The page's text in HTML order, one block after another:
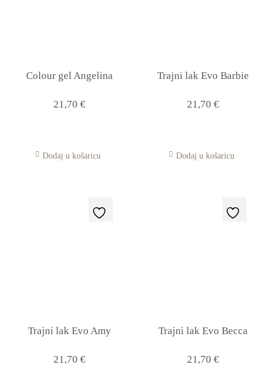
Colour gel Angelina
21,70 €
Dodaj u košaricu
Trajni lak Evo Barbie
21,70 €
Dodaj u košaricu
Trajni lak Evo Amy
21,70 €
Trajni lak Evo Becca
21,70 €